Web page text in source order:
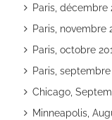
Paris, décembre
Paris, novembre
Paris, octobre
Paris, septembre
Chicago,
Minneapolis,